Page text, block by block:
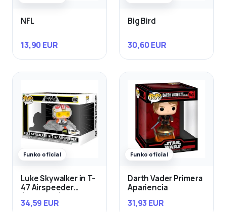
NFL
13,90 EUR
Big Bird
30,60 EUR
Funko oficial
Luke Skywalker in T-
47 Airspeeder
34,59 EUR
Funko oficial
Darth Vader Primera
Apariencia
31,93 EUR